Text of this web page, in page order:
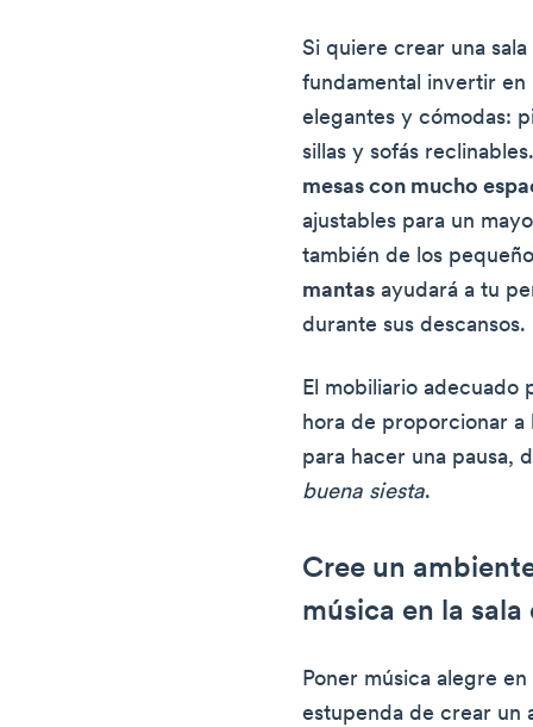
Si quiere crear una
fundamental invertir en
elegantes y cómodas:
sillas y sofás
mesas con mucho
ajustables para un
también de los
mantas ayudará a tu
durante sus descansos.
El mobiliario adecuado
hora de proporcionar a
para hacer una pausa,
buena siesta.
Cree un
música en la sala
Poner música alegre
estupenda de crear un